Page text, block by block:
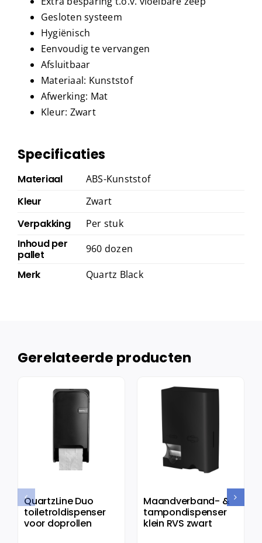
Gesloten systeem
Hygiënisch
Eenvoudig te vervangen
Afsluitbaar
Materiaal: Kunststof
Afwerking: Mat
Kleur: Zwart
Specificaties
Materiaal ABS-Kunststof
Kleur Zwart
Verpakking Per stuk
Inhoud per
pallet
960 dozen
Merk Quartz Black
Gerelateerde producten
QuartzLine Duo
toiletroldispenser
voor doprollen
Maandverband- &
tampondispenser
klein RVS zwart